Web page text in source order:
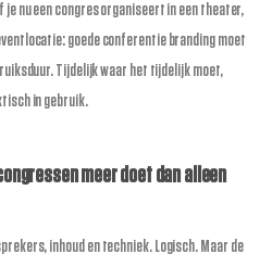
nu een congres organiseert in een theater,
goede conferentie branding moet
Tijdelijk waar het tijdelijk moet,
in gebruik.
meer doet dan alleen
inhoud en techniek. Logisch. Maar de